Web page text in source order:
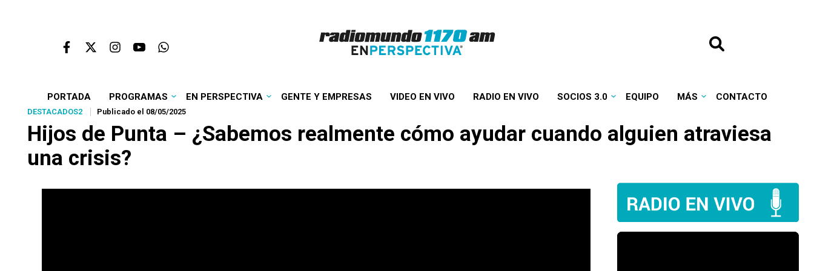
PORTADA PROGRAMAS EN PERSPECTIVA GENTE Y EMPRESAS VIDEO EN VIVO RADIO EN VIVO SOCIOS 3.0 EQUIPO MÁS CONTACTO
DESTACADOS2 Publicado el 08/05/2025
Hijos de Punta – ¿Sabemos realmente cómo ayudar cuando alguien atraviesa
una crisis?